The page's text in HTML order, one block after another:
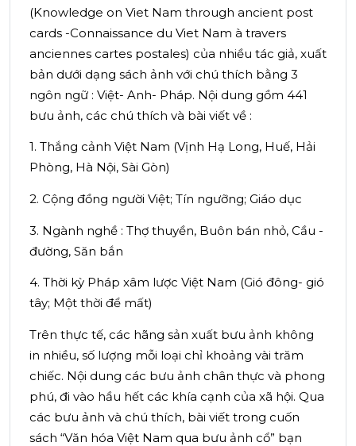
(Knowledge on Viet Nam through ancient post
cards -Connaissance du Viet Nam à travers
anciennes cartes postales) của nhiều tác giả, xuất
bản dưới dạng sách ảnh với chú thích bằng 3
ngôn ngữ : Việt- Anh- Pháp. Nội dung gồm 441
bưu ảnh, các chú thích và bài viết về :
1. Thắng cảnh Việt Nam (Vịnh Hạ Long, Huế, Hải
Phòng, Hà Nội, Sài Gòn)
2. Cộng đồng người Việt; Tín ngưỡng; Giáo dục
3. Ngành nghề : Thợ thuyền, Buôn bán nhỏ, Cầu -
đường, Săn bắn
4. Thời kỳ Pháp xâm lược Việt Nam (Gió đông- gió
tây; Một thời để mất)
Trên thực tế, các hãng sản xuất bưu ảnh không
in nhiều, số lượng mỗi loại chỉ khoảng vài trăm
chiếc. Nội dung các bưu ảnh chân thực và phong
phú, đi vào hầu hết các khía cạnh của xã hội. Qua
các bưu ảnh và chú thích, bài viết trong cuốn
sách “Văn hóa Việt Nam qua bưu ảnh cổ” bạn